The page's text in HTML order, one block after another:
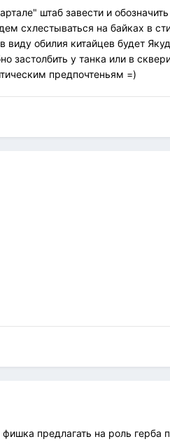
штаб завести и
схлестываться на байках в
виду обилия китайцев будет
застолбить у танка или в
предпочтеньям =)
предлагать на роль